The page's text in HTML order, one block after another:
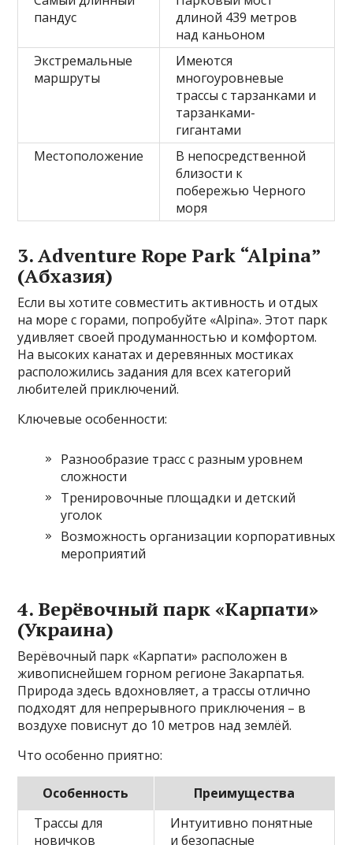
пандус
длиной 439 метров
над каньоном
Экстремальные
маршруты
Имеются
многоуровневые
трассы с тарзанками и
тарзанками-
гигантами
Местоположение
В непосредственной
близости к
побережью Черного
моря
3. Adventure Rope Park “Alpina”
(Абхазия)
Если вы хотите совместить активность и отдых
на море с горами, попробуйте «Alpina». Этот парк
удивляет своей продуманностью и комфортом.
На высоких канатах и деревянных мостиках
расположились задания для всех категорий
любителей приключений.
Ключевые особенности:
Разнообразие трасс с разным уровнем
сложности
Тренировочные площадки и детский
уголок
Возможность организации корпоративных
мероприятий
4. Верёвочный парк «Карпати»
(Украина)
Верёвочный парк «Карпати» расположен в
живописнейшем горном регионе Закарпатья.
Природа здесь вдохновляет, а трассы отлично
подходят для непрерывного приключения – в
воздухе повиснут до 10 метров над землёй.
Что особенно приятно:
Особенность
Преимущества
Трассы для
новичков
Интуитивно понятные
и безопасные